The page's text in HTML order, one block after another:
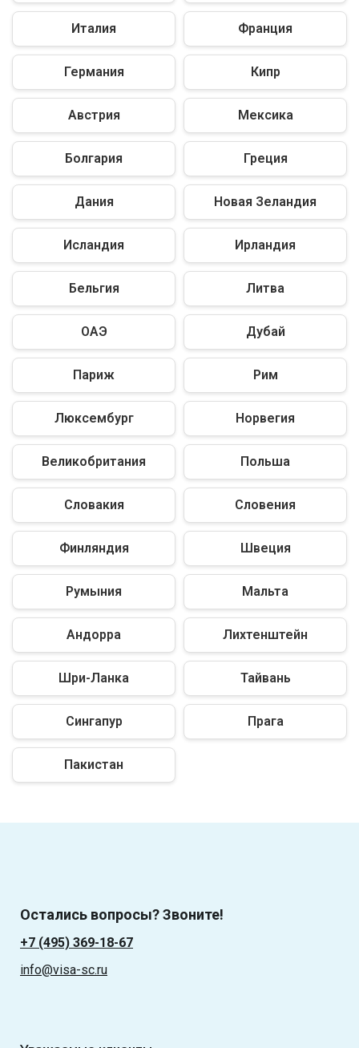
Италия Франция
Германия Кипр
Австрия Мексика
Болгария Греция
Дания Новая Зеландия
Исландия Ирландия
Бельгия Литва
ОАЭ Дубай
Париж Рим
Люксембург Норвегия
Великобритания Польша
Словакия Словения
Финляндия Швеция
Румыния Мальта
Андорра Лихтенштейн
Шри-Ланка Тайвань
Сингапур Прага
Пакистан
Остались вопросы? Звоните!
+7 (495) 369-18-67
info@visa-sc.ru